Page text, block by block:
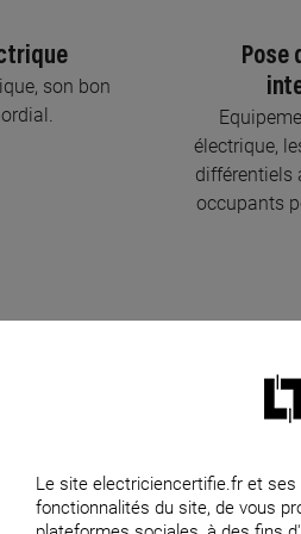
son bon
Pose
électrique,
différentiels
occupants
jour, c’est
par
Mise
Parce que
protection
Le site electriciencertifie.fr et
fonctionnalités du site, de vous